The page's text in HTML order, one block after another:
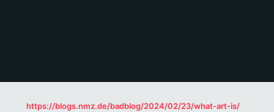
https://blogs.nmz.de/badblog/2024/02/23/what-art-is/